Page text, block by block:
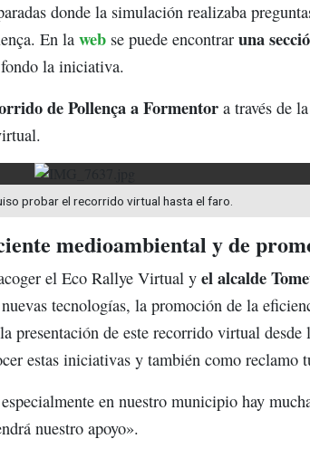
donde la simulación realizaba
En la web se puede encontrar una
la iniciativa.
de Pollença a Formentor a través de
probar el recorrido virtual hasta el faro.
medioambiental y de
el Eco Rallye Virtual y el alcalde
tecnologías, la promoción de la
presentación de este recorrido virtual
estas iniciativas y también como reclamo
en nuestro municipio hay
nuestro apoyo».